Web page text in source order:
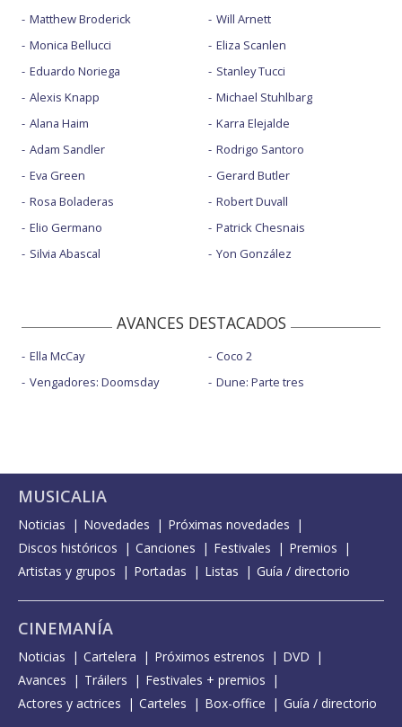
Matthew Broderick
Monica Bellucci
Eduardo Noriega
Alexis Knapp
Alana Haim
Adam Sandler
Eva Green
Rosa Boladeras
Elio Germano
Silvia Abascal
Will Arnett
Eliza Scanlen
Stanley Tucci
Michael Stuhlbarg
Karra Elejalde
Rodrigo Santoro
Gerard Butler
Robert Duvall
Patrick Chesnais
Yon González
AVANCES DESTACADOS
Ella McCay
Vengadores: Doomsday
Coco 2
Dune: Parte tres
MUSICALIA
Noticias Novedades
Próximas novedades
Discos históricos
Canciones Festivales
Premios
Artistas y grupos
Portadas Listas Guía / directorio
CINEMANÍA
Noticias Cartelera Próximos estrenos
DVD
Avances
Tráilers
Festivales + premios
Actores y actrices
Carteles Box-office Guía / directorio